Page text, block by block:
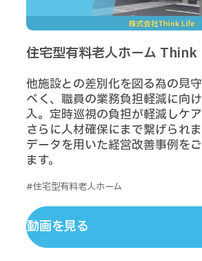
住宅型有料老人ホーム
他施設との差別化を図る為の見
べく、職員の業務負担軽減に向
入。定時巡視の負担が軽減しケア
さらに人材確保にまで繋げられ
データを用いた経営改善事例を
ます。
#住宅型有料老人ホーム
動画を見る